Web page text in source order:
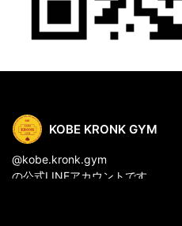
KOBE KRONK GYM
@kobe.kronk.gym
の公式LINEアカウントです
お問い合わせ、質問等はこちら